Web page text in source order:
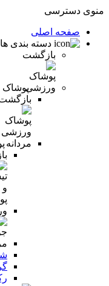
منوی دسترسی
صفحه اصلی
دسته بندی ها
بازگشت